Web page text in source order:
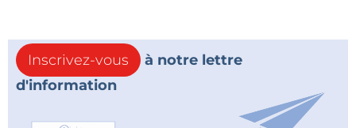
Inscrivez-vous
à notre lettre
d'information